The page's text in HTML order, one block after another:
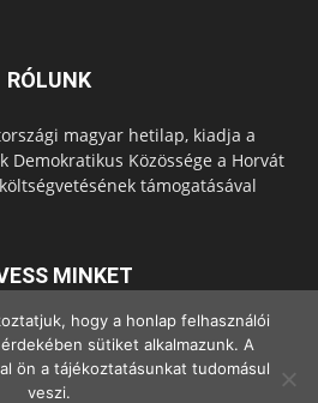
RÓLUNK
magyar hetilap, kiadja a
Demokratikus Közössége a Horvát
támogatásával
MINKET
hogy a honlap felhasználói
sütiket alkalmazunk. A
ön a tájékoztatásunkat tudomásul
veszi.